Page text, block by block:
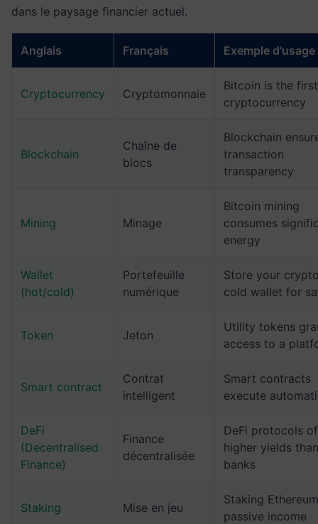
dans le paysage financier actuel.
Anglais Français Exemple d'usage
Cryptocurrency Cryptomonnaie
Bitcoin is the first
cryptocurrency
Blockchain
Chaîne de
blocs
Blockchain
transaction
transparency
Mining Minage
Bitcoin mining
consumes
energy
Wallet
(hot/cold)
Portefeuille
numérique
Store your
cold wallet for
Token Jeton
Utility tokens
access to a
Smart contract
Contrat
intelligent
Smart contracts
execute
DeFi
(Decentralised
Finance)
Finance
décentralisée
DeFi protocols
higher yields than
banks
Staking Mise en jeu
Staking
passive income